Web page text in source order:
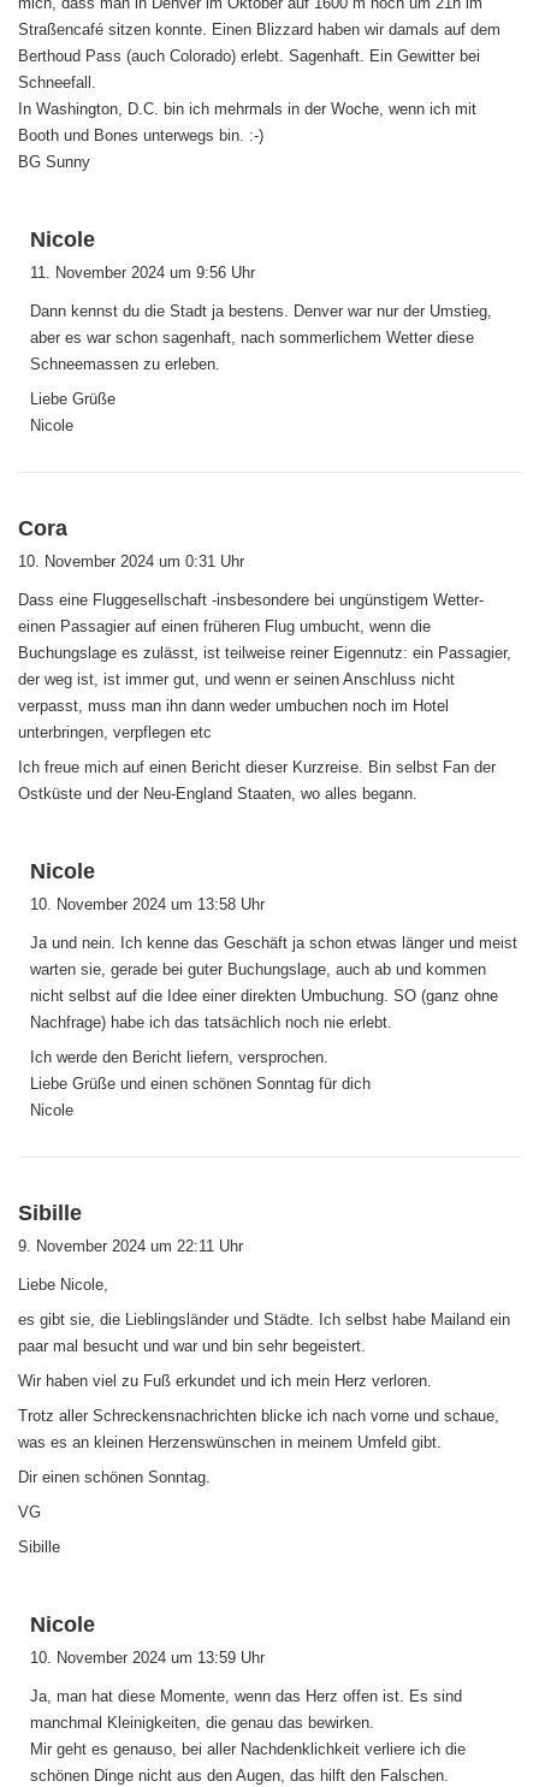
:
Straßencafé sitzen konnte. Einen Blizzard haben wir damals auf dem
Berthoud Pass (auch Colorado) erlebt. Sagenhaft. Ein Gewitter bei
Schneefall.
In Washington, D.C. bin ich mehrmals in der Woche, wenn ich mit
Booth und Bones unterwegs bin. :-)
BG Sunny
Nicole
t
:
11. November 2024 um 9:56 Uhr
Dann kennst du die Stadt ja bestens. Denver war nur der Umstieg,
aber es war schon sagenhaft, nach sommerlichem Wetter diese
Schneemassen zu erleben.
Liebe Grüße
Nicole
Cora
t
:
10. November 2024 um 0:31 Uhr
Dass eine Fluggesellschaft -insbesondere bei ungünstigem Wetter-
einen Passagier auf einen früheren Flug umbucht, wenn die
Buchungslage es zulässt, ist teilweise reiner Eigennutz: ein Passagier,
der weg ist, ist immer gut, und wenn er seinen Anschluss nicht
verpasst, muss man ihn dann weder umbuchen noch im Hotel
unterbringen, verpflegen etc
Ich freue mich auf einen Bericht dieser Kurzreise. Bin selbst Fan der
Ostküste und der Neu-England Staaten, wo alles begann.
Nicole
t
:
10. November 2024 um 13:58 Uhr
Ja und nein. Ich kenne das Geschäft ja schon etwas länger und meist
warten sie, gerade bei guter Buchungslage, auch ab und kommen
nicht selbst auf die Idee einer direkten Umbuchung. SO (ganz ohne
Nachfrage) habe ich das tatsächlich noch nie erlebt.
Ich werde den Bericht liefern, versprochen.
Liebe Grüße und einen schönen Sonntag für dich
Nicole
Sibille
a
t
:
9. November 2024 um 22:11 Uhr
Liebe Nicole,
es gibt sie, die Lieblingsländer und Städte. Ich selbst habe Mailand ein
paar mal besucht und war und bin sehr begeistert.
Wir haben viel zu Fuß erkundet und ich mein Herz verloren.
Trotz aller Schreckensnachrichten blicke ich nach vorne und schaue,
was es an kleinen Herzenswünschen in meinem Umfeld gibt.
Dir einen schönen Sonntag.
VG
Sibille
Nicole
t
:
10. November 2024 um 13:59 Uhr
Ja, man hat diese Momente, wenn das Herz offen ist. Es sind
manchmal Kleinigkeiten, die genau das bewirken.
Mir geht es genauso, bei aller Nachdenklichkeit verliere ich die
schönen Dinge nicht aus den Augen, das hilft den Falschen.